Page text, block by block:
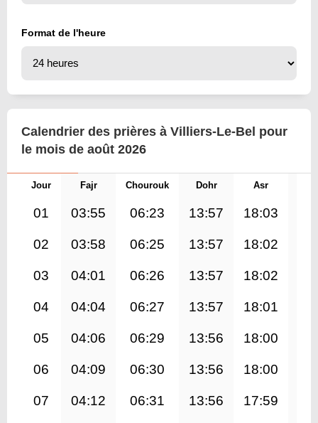
Format de l'heure
Calendrier des prières à Villiers-Le-Bel pour
le mois de août 2026
Jour Fajr Chourouk Dohr Asr
01 03:55 06:23 13:57 18:03
02 03:58 06:25 13:57 18:02
03 04:01 06:26 13:57 18:02
04 04:04 06:27 13:57 18:01
05 04:06 06:29 13:56 18:00
06 04:09 06:30 13:56 18:00
07 04:12 06:31 13:56 17:59